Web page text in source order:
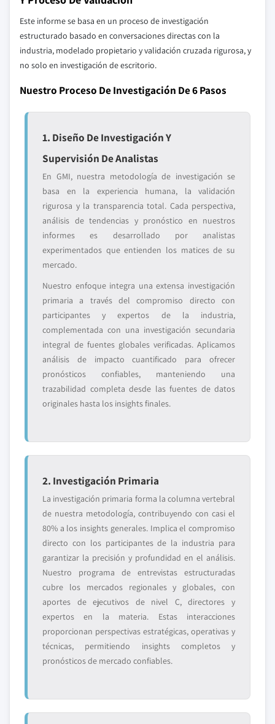
Este informe se basa en un proceso de investigación
estructurado basado en conversaciones directas con la
industria, modelado propietario y validación cruzada rigurosa, y
no solo en investigación de escritorio.
Nuestro Proceso De Investigación De 6 Pasos
1. Diseño De Investigación Y
Supervisión De Analistas
En GMI, nuestra metodología de investigación se
basa en la experiencia humana, la validación
rigurosa y la transparencia total. Cada perspectiva,
análisis de tendencias y pronóstico en nuestros
informes es desarrollado por analistas
experimentados que entienden los matices de su
mercado.
Nuestro enfoque integra una extensa investigación
primaria a través del compromiso directo con
participantes y expertos de la industria,
complementada con una investigación secundaria
integral de fuentes globales verificadas. Aplicamos
análisis de impacto cuantificado para ofrecer
pronósticos confiables, manteniendo una
trazabilidad completa desde las fuentes de datos
originales hasta los insights finales.
2. Investigación Primaria
La investigación primaria forma la columna vertebral
de nuestra metodología, contribuyendo con casi el
80% a los insights generales. Implica el compromiso
directo con los participantes de la industria para
garantizar la precisión y profundidad en el análisis.
Nuestro programa de entrevistas estructuradas
cubre los mercados regionales y globales, con
aportes de ejecutivos de nivel C, directores y
expertos en la materia. Estas interacciones
proporcionan perspectivas estratégicas, operativas y
técnicas, permitiendo insights completos y
pronósticos de mercado confiables.